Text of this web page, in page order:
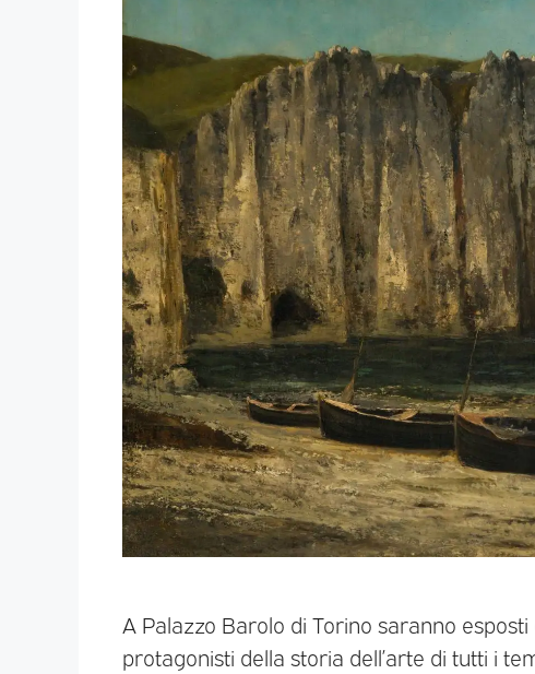
A Palazzo Barolo di Torino saranno
protagonisti della storia dell’arte di tutti i